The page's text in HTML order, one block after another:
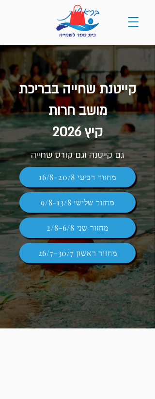
קייטנת שחייה בבריכת
מושב חרות
קיץ 2026
גם קייטנה וגם קורס שחייה
מחזור רביעי 16/8-20/8
מחזור שלישי 9/8-13/8
מחזור שני 2/8-6/8
מחזור ראשון 26/7-30/7